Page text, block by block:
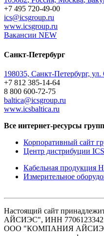
+7 495 720-49-00
ics@icsgroup.ru
www.icsgroup.ru
Вакансии NEW
Санкт-Петербург
198035, Санкт-Петербург,
+7 812 385-14-64
8 800 600-72-75
baltica@icsgroup.ru
www.icsbaltica.ru
Все интернет-ресурсы
Корпоративный сайт
Центр дистрибуции ICS
Кабельная продукция
Измерительное
Настоящий сайт
АЙСИЭС", ИНН 7706123342
ООО "КОМПАНИЯ АЙСИЭС"